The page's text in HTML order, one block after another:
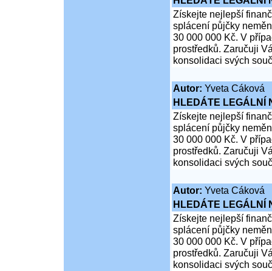
Získejte nejlepší
splácení půjčky
30 000 000 Kč. V
prostředků. Zaručuji
konsolidaci svých
Autor: Yveta Cáková
HLEDÁTE LEGÁLNÍ
Získejte nejlepší
splácení půjčky
30 000 000 Kč. V
prostředků. Zaručuji
konsolidaci svých
Autor: Yveta Cáková
HLEDÁTE LEGÁLNÍ
Získejte nejlepší
splácení půjčky
30 000 000 Kč. V
prostředků. Zaručuji
konsolidaci svých